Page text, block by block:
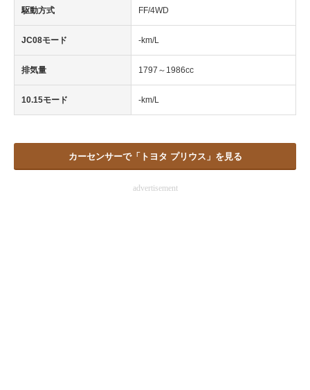
駆動方式 FF/4WD
JC08モード -km/L
排気量 1797～1986cc
10.15モード -km/L
カーセンサーで「トヨタ プリウス」を見る
advertisement